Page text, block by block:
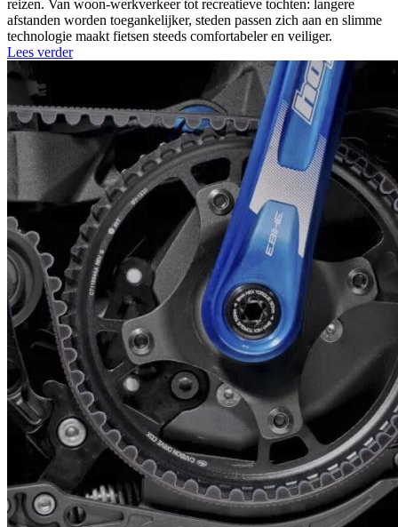
reizen. Van woon-werkverkeer tot recreatieve tochten: langere
afstanden worden toegankelijker, steden passen zich aan en slimme
technologie maakt fietsen steeds comfortabeler en veiliger.
Lees verder